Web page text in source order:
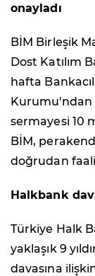
onayladı
BİM Birleşik
Dost Katılım
hafta
Kurumu'ndan
sermayesi 10
BİM,
doğrudan
Halkbank
Türkiye Halk
yaklaşık 9
davasına